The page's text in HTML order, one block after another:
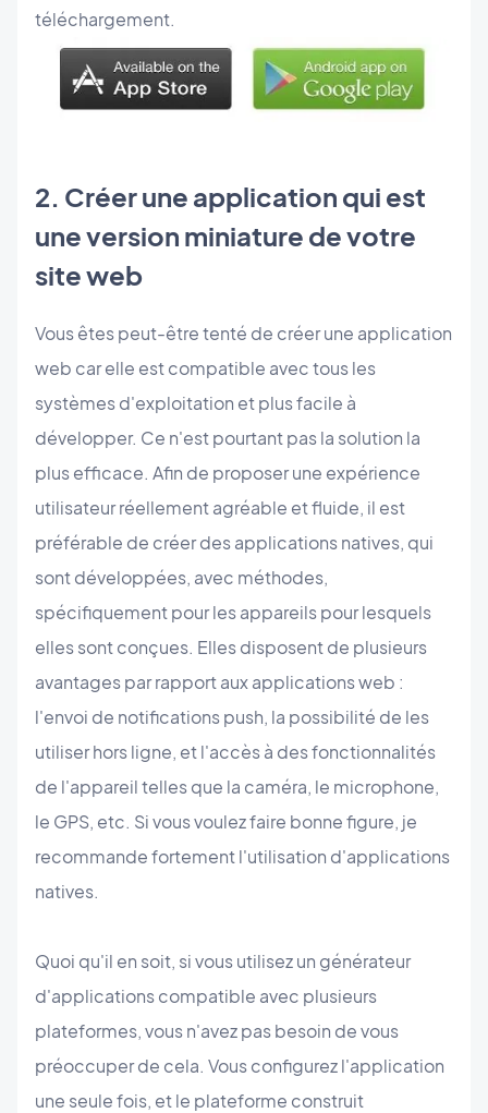
téléchargement.
2. Créer une application qui est
une version miniature de votre
site web
Vous êtes peut-être tenté de créer une application
web car elle est compatible avec tous les
systèmes d'exploitation et plus facile à
développer. Ce n'est pourtant pas la solution la
plus efficace. Afin de proposer une expérience
utilisateur réellement agréable et fluide, il est
préférable de créer des applications natives, qui
sont développées, avec méthodes,
spécifiquement pour les appareils pour lesquels
elles sont conçues. Elles disposent de plusieurs
avantages par rapport aux applications web :
l'envoi de notifications push, la possibilité de les
utiliser hors ligne, et l'accès à des fonctionnalités
de l'appareil telles que la caméra, le microphone,
le GPS, etc. Si vous voulez faire bonne figure, je
recommande fortement l'utilisation d'applications
natives.
Quoi qu'il en soit, si vous utilisez un générateur
d'applications compatible avec plusieurs
plateformes, vous n'avez pas besoin de vous
préoccuper de cela. Vous configurez l'application
une seule fois, et le plateforme construit